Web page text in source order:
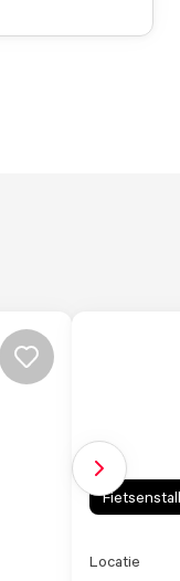
Locatie
Volgende